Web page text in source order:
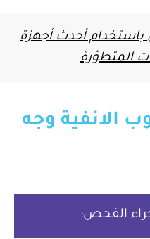
أحدث أجهزة
المتطوّرة
الانفية وجه
الفحص: